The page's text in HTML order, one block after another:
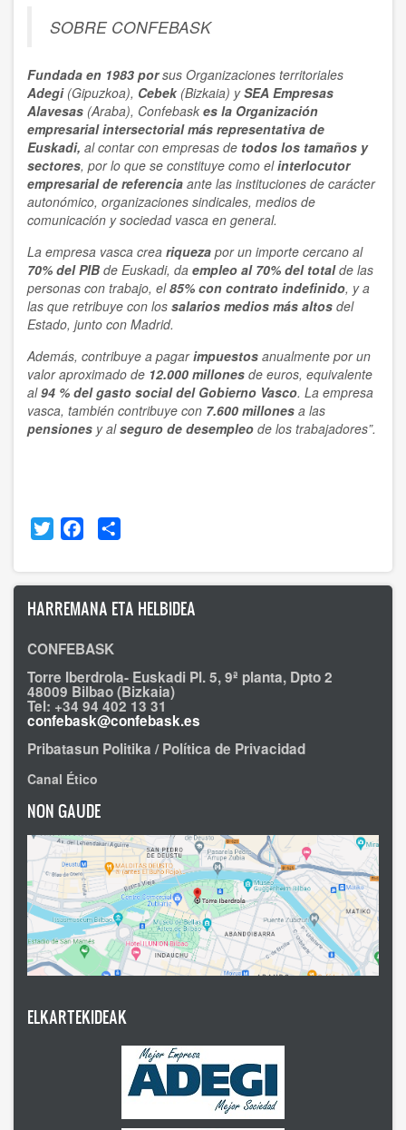
SOBRE CONFEBASK
Fundada en 1983 porsus Organizaciones territoriales
Adegi (Gipuzkoa), Cebek(Bizkaia) ySEA Empresas
Alavesas (Araba), Confebask es la Organización
empresarial intersectorial más representativa de
Euskadi, al contar con empresas de todos los tamaños y
sectores, por lo que se constituye como elinterlocutor
empresarial de referencia ante las instituciones de carácter
autonómico, organizaciones sindicales, medios de
comunicación y sociedad vasca en general.
La empresa vasca crea riqueza por un importe cercano al
70% del PIB de Euskadi, da empleo al 70% del totalde las
personas con trabajo, el85% con contrato indefinido, y a
las que retribuye con los salarios medios más altos del
Estado, junto con Madrid.
Además, contribuye a pagarimpuestos anualmente por un
valor aproximado de 12.000 millones de euros, equivalente
al94 % del gasto social del Gobierno Vasco. La empresa
vasca, también contribuye con 7.600 millones a las
pensiones y alseguro de desempleo de los trabajadores”.
Twitter Facebook
HARREMANA ETA HELBIDEA
CONFEBASK
Torre Iberdrola- Euskadi Pl. 5, 9ª planta, Dpto 2
48009 Bilbao (Bizkaia)
Tel: +34 94 402 13 31
confebask@confebask.es
Pribatasun Politika / Política de Privacidad
Canal Ético
NON GAUDE
ELKARTEKIDEAK